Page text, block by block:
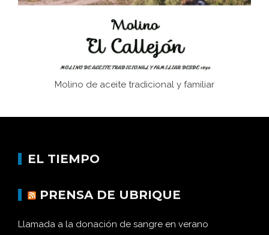
Molino de aceite tradicional y familiar
EL TIEMPO
PRENSA DE UBRIQUE
Llamada a la donación de sangre en verano